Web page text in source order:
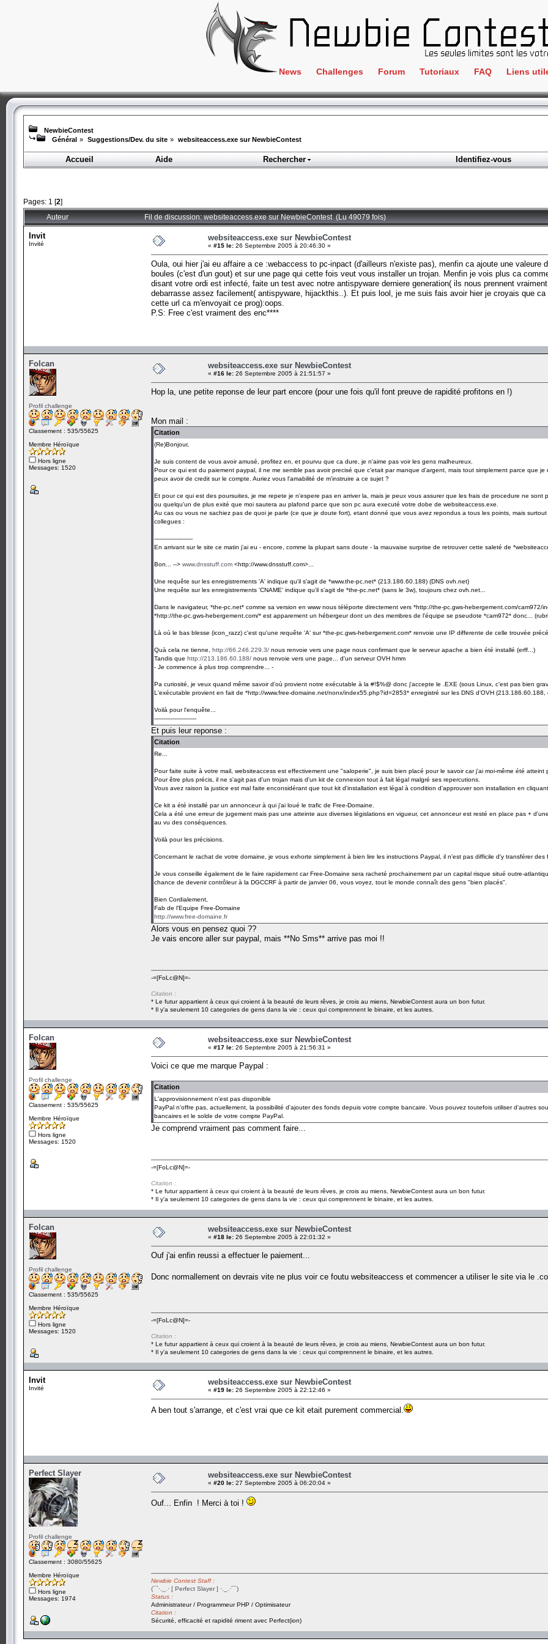
News Challenges
Crackme
ClientSide
Forensics
Programmation
Stéganographie
Wargame
Tous les challenges
Forum Tutoriaux FAQ Liens
IRC
NewbieContest
Général » Suggestions/Dev. du site » websiteaccess.exe sur NewbieContest
Accueil Aide Rechercher Identifiez-vous
Pages: 1 [2]
Auteur
Fil de discussion: websiteaccess.exe sur NewbieContest (Lu 49079 fois)
Invit
Invité
websiteaccess.exe sur NewbieContest
« #15 le: 26 Septembre 2005 à 20:46:30 »
Oula, oui hier j'ai eu affaire a ce :webaccess to pc-inpact (d'ailleurs n'existe pas), menfin ca ajoute une
boules (c'est d'un gout) et sur une page qui cette fois veut vous installer un trojan. Menfin je vois plus ca
disant votre ordi est infecté, faite un test avec notre antispyware derniere generation( ils nous prennent
debarrasse assez facilement( antispyware, hijackthis..). Et puis lool, je me suis fais avoir hier je croyais que
cette url ca m'envoyait ce prog):oops.
P.S: Free c'est vraiment des enc****
Folcan
Profil challenge
Classement : 535/55625
Membre Héroïque
Hors ligne
Messages: 1520
websiteaccess.exe sur NewbieContest
« #16 le: 26 Septembre 2005 à 21:51:57 »
Hop la, une petite reponse de leur part encore (pour une fois qu'il font preuve de rapidité profitons en !)
Mon mail :
Citation
(Re)Bonjour,
Je suis content de vous avoir amusé, profitez en, et pourvu que ca dure, je n'aime pas voir les gens malheureux.
Pour ce qui est du paiement paypal, il ne me semble pas avoir precisé que c'etait par manque d'argent, mais tout simplement parce que
peux avoir de credit sur le compte. Auriez vous l'amabilité de m'instruire a ce sujet ?
Et pour ce qui est des poursuites, je me repete je n'espere pas en arriver la, mais je peux vous assurer que les frais de procedure ne
ou quelqu'un de plus exité que moi sautera au plafond parce que son pc aura executé votre dobe de websiteaccess.exe.
Au cas ou vous ne sachiez pas de quoi je parle (ce que je doute fort), etant donné que vous avez repondus a tous les points, mais
collegues :
---------------------
En arrivant sur le site ce matin j'ai eu - encore, comme la plupart sans doute - la mauvaise surprise de retrouver cette saleté de
Bon... --> www.dnsstuff.com <http://www.dnsstuff.com>...
Une requête sur les enregistrements 'A' indique qu'il s'agit de *www.the-pc.net* (213.186.60.188) (DNS ovh.net)
Une requête sur les enregistrements 'CNAME' indique qu'il s'agit de *the-pc.net* (sans le 3w), toujours chez ovh.net...
Dans le navigateur, *the-pc.net* comme sa version en www nous téléporte directement vers *http://the-pc.gws-hebergement.com/cam972/
*http://the-pc.gws-hebergement.com/* est apparement un hébergeur dont un des membres de l'équipe se pseudote *cam972* donc...
Là où le bas blesse (icon_razz) c'est qu'une requête 'A' sur *the-pc.gws-hebergement.com* renvoie une IP differente de celle trouvée
Quà cela ne tienne, http://66.246.229.3/ nous renvoie vers une page nous confirmant que le serveur apache a bien été installé (erff...)
Tandis que http://213.186.60.188/ nous renvoie vers une page... d'un serveur OVH hmm
- Je commence à plus trop comprendre... -
Pa curiosité, je veux quand même savoir d'où provient notre exécutable à la #!$%@ donc j'accepte le .EXE (sous Linux, c'est pas bien
L'exécutable provient en fait de *http://www.free-domaine.net/nonx/index55.php?id=2853* enregistré sur les DNS d'OVH (213.186.60.188,
Voilà pour l'enquête...
-----------------------
Et puis leur reponse :
Citation
Re...
Pour faite suite à votre mail, websiteaccess est effectivement une "saloperie", je suis bien placé pour le savoir car j'ai moi-même été atteint
Pour être plus précis, il ne s'agit pas d'un trojan mais d'un kit de connexion tout à fait légal malgré ses repercutions.
Vous avez raison la justice est mal faite enconsidérant que tout kit d'installation est légal à condition d'approuver son installation en
Ce kit a été installé par un annonceur à qui j'ai loué le trafic de Free-Domaine.
Cela a été une erreur de jugement mais pas une atteinte aux diverses législations en vigueur, cet annonceur est resté en place pas +
au vu des conséquences.
Voilà pour les précisions.
Concernant le rachat de votre domaine, je vous exhorte simplement à bien lire les instructions Paypal, il n'est pas difficile d'y transférer
Je vous conseille également de le faire rapidement car Free-Domaine sera racheté prochainement par un capital risque situé outre-
chance de devenir contrôleur à la DGCCRF à partir de janvier 06, vous voyez, tout le monde connaît des gens "bien placés".
Bien Cordialement,
Fab de l'Equipe Free-Domaine
http://www.free-domaine.fr
Alors vous en pensez quoi ??
Je vais encore aller sur paypal, mais **No Sms** arrive pas moi !!
-=[FoLc@N]=-
Citation :
* Le futur appartient à ceux qui croient à la beauté de leurs rêves, je crois au miens, NewbieContest aura un bon futur.
* Il y'a seulement 10 categories de gens dans la vie : ceux qui comprennent le binaire, et les autres.
Folcan
Profil challenge
Classement : 535/55625
Membre Héroïque
Hors ligne
Messages: 1520
websiteaccess.exe sur NewbieContest
« #17 le: 26 Septembre 2005 à 21:56:31 »
Voici ce que me marque Paypal :
Citation
L'approvisionnement n'est pas disponible
PayPal n'offre pas, actuellement, la possibilité d'ajouter des fonds depuis votre compte bancaire. Vous pouvez toutefois utiliser d'autres
bancaires et le solde de votre compte PayPal.
Je comprend vraiment pas comment faire...
-=[FoLc@N]=-
Citation :
* Le futur appartient à ceux qui croient à la beauté de leurs rêves, je crois au miens, NewbieContest aura un bon futur.
* Il y'a seulement 10 categories de gens dans la vie : ceux qui comprennent le binaire, et les autres.
Folcan
Profil challenge
Classement : 535/55625
Membre Héroïque
Hors ligne
Messages: 1520
websiteaccess.exe sur NewbieContest
« #18 le: 26 Septembre 2005 à 22:01:32 »
Ouf j'ai enfin reussi a effectuer le paiement...
Donc normallement on devrais vite ne plus voir ce foutu websiteaccess et commencer a utiliser le site via le
-=[FoLc@N]=-
Citation :
* Le futur appartient à ceux qui croient à la beauté de leurs rêves, je crois au miens, NewbieContest aura un bon futur.
* Il y'a seulement 10 categories de gens dans la vie : ceux qui comprennent le binaire, et les autres.
Invit
Invité
websiteaccess.exe sur NewbieContest
« #19 le: 26 Septembre 2005 à 22:12:46 »
A ben tout s'arrange, et c'est vrai que ce kit etait purement commercial.
Perfect Slayer
Profil challenge
Classement : 3080/55625
Membre Héroïque
Hors ligne
Messages: 1974
websiteaccess.exe sur NewbieContest
« #20 le: 27 Septembre 2005 à 06:20:04 »
Ouf... Enfin ! Merci à toi !
Newbie Contest Staff :
(¯`·._.· [ Perfect Slayer ] ·._.·´¯)
Status :
Administrateur / Programmeur PHP / Optimisateur
Citation :
Sécurité, efficacité et rapidité riment avec Perfect(ion)